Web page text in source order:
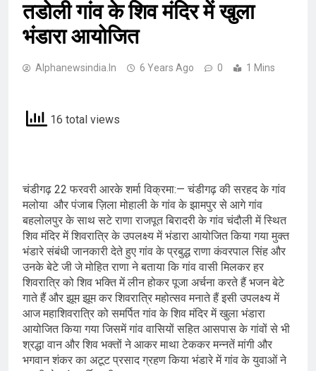
तडोली गांव के शिव मंदिर में खुला
भंडारा आयोजित
Alphanewsindia.in 6 Years Ago 0 1 Mins
16 total views
चंडीगढ़ 22 फरवरी आरके शर्मा विक्रमा:— चंडीगढ़ की सरहद के गांव
मलोया और पंजाब ज़िला मोहाली के गांव के झामपुर से आगे गांव
बहलोलपुर के साथ सटे राणा राजपूत बिरादरी के गांव चंदौली में स्थित
शिव मंदिर में शिवरात्रि के उपलक्ष्य में भंडारा आयोजित किया गया मुक्त
भंडारे संबंधी जानकारी देते हुए गांव के प्रबुद्ध राणा कंवरपाल सिंह और
उनके बेटे जी जे मोहित राणा ने बताया कि गांव वासी मिलकर हर
शिवरात्रि को शिव भक्ति में लीन होकर पूजा अर्चना करते हैं भजन बेटे
गाते हैं और झूम झूम कर शिवरात्रि महोत्सव मनाते हैं इसी उपलक्ष्य में
आज महाशिवरात्रि को समर्पित गांव के शिव मंदिर में खुला भंडारा
आयोजित किया गया जिसमें गांव वासियों सहित आसपास के गांवों से भी
श्रद्धा वान और शिव भक्तों ने आकर माथा टेककर मन्नतें मांगी और
भगवान शंकर का अटूट प्रसाद ग्रहण किया भंडारे में गांव के युवाओं ने